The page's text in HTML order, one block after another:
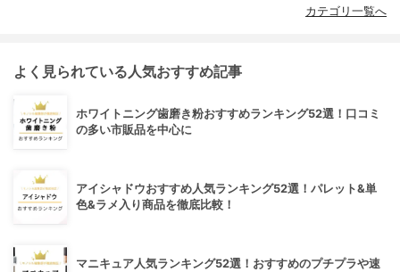
カテゴリ一覧へ
よく見られている人気おすすめ記事
ホワイトニング歯磨き粉おすすめランキング52選！口コミ
の多い市販品を中心に
アイシャドウおすすめ人気ランキング52選！パレット&単
色&ラメ入り商品を徹底比較！
マニキュア人気ランキング52選！おすすめのプチプラや速